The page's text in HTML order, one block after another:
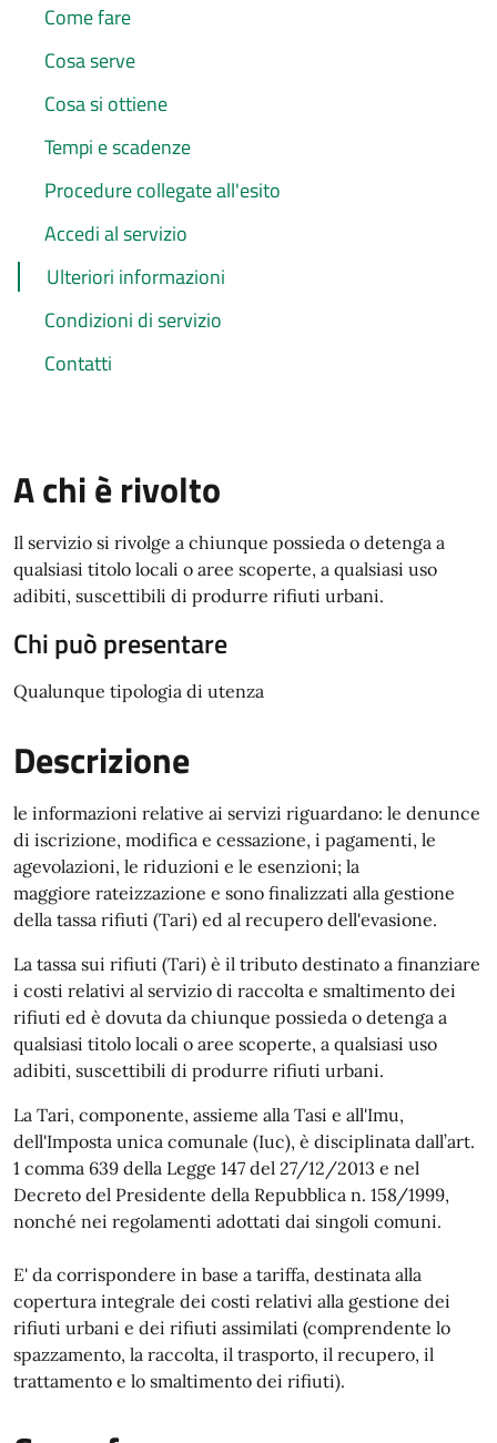
Come fare
Cosa serve
Cosa si ottiene
Tempi e scadenze
Procedure collegate all'esito
Accedi al servizio
Ulteriori informazioni
Condizioni di servizio
Contatti
A chi è rivolto
Il servizio si rivolge a chiunque possieda o detenga a
qualsiasi titolo locali o aree scoperte, a qualsiasi uso
adibiti, suscettibili di produrre rifiuti urbani.
Chi può presentare
Qualunque tipologia di utenza
Descrizione
le informazioni relative ai servizi riguardano: le denunce
di iscrizione, modifica e cessazione, i pagamenti, le
agevolazioni, le riduzioni e le esenzioni; la
maggiore rateizzazione e sono finalizzati alla gestione
della tassa rifiuti (Tari) ed al recupero dell'evasione.
La tassa sui rifiuti (Tari) è il tributo destinato a finanziare
i costi relativi al servizio di raccolta e smaltimento dei
rifiuti ed è dovuta da chiunque possieda o detenga a
qualsiasi titolo locali o aree scoperte, a qualsiasi uso
adibiti, suscettibili di produrre rifiuti urbani.
La Tari, componente, assieme alla Tasi e all'Imu,
dell'Imposta unica comunale (Iuc), è disciplinata dall’art.
1 comma 639 della Legge 147 del 27/12/2013 e nel
Decreto del Presidente della Repubblica n. 158/1999,
nonché nei regolamenti adottati dai singoli comuni.
E' da corrispondere in base a tariffa, destinata alla
copertura integrale dei costi relativi alla gestione dei
rifiuti urbani e dei rifiuti assimilati (comprendente lo
spazzamento, la raccolta, il trasporto, il recupero, il
trattamento e lo smaltimento dei rifiuti).